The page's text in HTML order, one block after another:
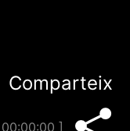
Comparteix
00:00:00 ]